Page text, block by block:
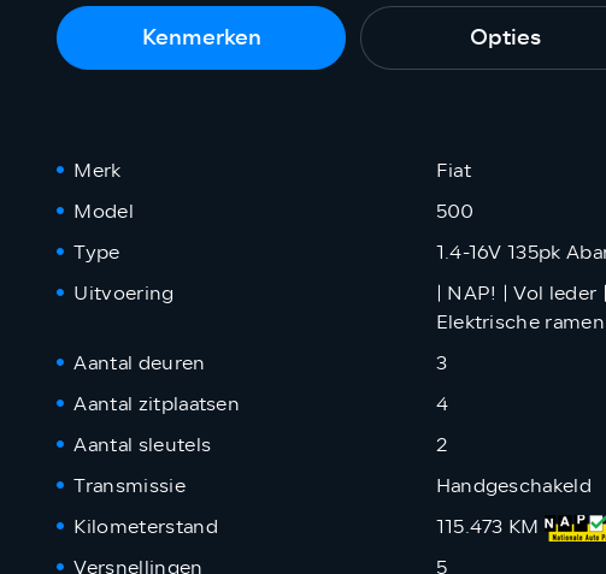
Kenmerken Opties
Merk
Fiat
Model
500
Type
1.4-16V 135pk
Uitvoering
| NAP! | Vol
Elektrische ramen
Aantal deuren
3
Aantal zitplaatsen
4
Aantal sleutels
2
Transmissie
Handgeschakeld
Kilometerstand
115.473 KM
Versnellingen
5